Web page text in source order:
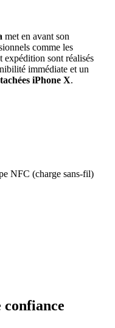
met en avant son
comme les
expédition sont réalisés
immédiate et un
iPhone X.
NFC (charge sans-fil)
confiance